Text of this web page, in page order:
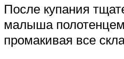
После купания
малыша
промакивая все